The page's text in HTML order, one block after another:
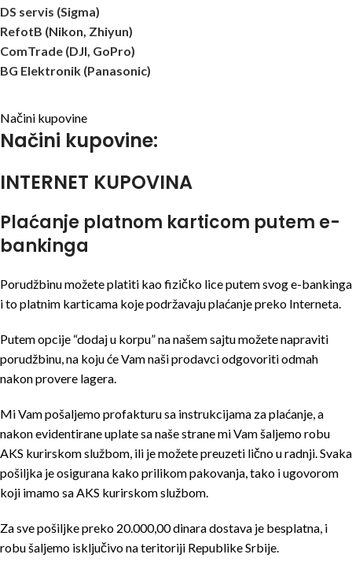
DS servis (Sigma)
RefotB (Nikon, Zhiyun)
ComTrade (DJI, GoPro)
BG Elektronik (Panasonic)
Načini kupovine
Načini kupovine:
INTERNET KUPOVINA
Plaćanje platnom karticom putem e-
bankinga
Porudžbinu možete platiti kao fizičko lice putem svog e-bankinga
i to platnim karticama koje podržavaju plaćanje preko Interneta.
Putem opcije “dodaj u korpu” na našem sajtu možete napraviti
porudžbinu, na koju će Vam naši prodavci odgovoriti odmah
nakon provere lagera.
Mi Vam pošaljemo profakturu sa instrukcijama za plaćanje, a
nakon evidentirane uplate sa naše strane mi Vam šaljemo robu
AKS kurirskom službom, ili je možete preuzeti lično u radnji. Svaka
pošiljka je osigurana kako prilikom pakovanja, tako i ugovorom
koji imamo sa AKS kurirskom službom.
Za sve pošiljke preko 20.000,00 dinara dostava je besplatna, i
robu šaljemo isključivo na teritoriji Republike Srbije.